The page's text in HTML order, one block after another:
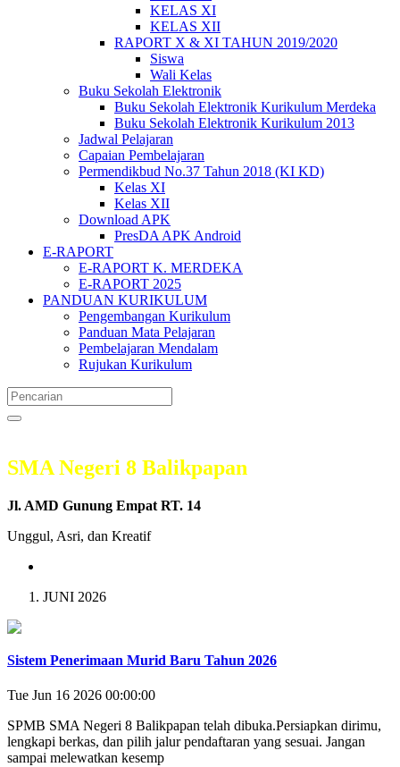
KELAS XI
KELAS XII
RAPORT X & XI TAHUN 2019/2020
Siswa
Wali Kelas
Buku Sekolah Elektronik
Buku Sekolah Elektronik Kurikulum Merdeka
Buku Sekolah Elektronik Kurikulum 2013
Jadwal Pelajaran
Capaian Pembelajaran
Permendikbud No.37 Tahun 2018 (KI KD)
Kelas XI
Kelas XII
Download APK
PresDA APK Android
E-RAPORT
E-RAPORT K. MERDEKA
E-RAPORT 2025
PANDUAN KURIKULUM
Pengembangan Kurikulum
Panduan Mata Pelajaran
Pembelajaran Mendalam
Rujukan Kurikulum
SMA Negeri 8 Balikpapan
Jl. AMD Gunung Empat RT. 14
Unggul, Asri, dan Kreatif
JUNI 2026
Sistem Penerimaan Murid Baru Tahun 2026
Tue Jun 16 2026 00:00:00
SPMB SMA Negeri 8 Balikpapan telah dibuka.Persiapkan dirimu,
lengkapi berkas, dan pilih jalur pendaftaran yang sesuai. Jangan
sampai melewatkan kesemp